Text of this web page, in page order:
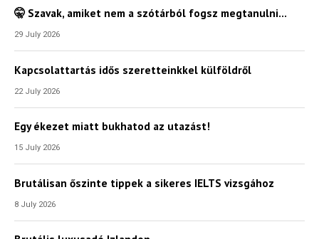
🤫 Szavak, amiket nem a szótárból fogsz megtanulni…
29 July 2026
Kapcsolattartás idős szeretteinkkel külföldről
22 July 2026
Egy ékezet miatt bukhatod az utazást!
15 July 2026
Brutálisan őszinte tippek a sikeres IELTS vizsgához
8 July 2026